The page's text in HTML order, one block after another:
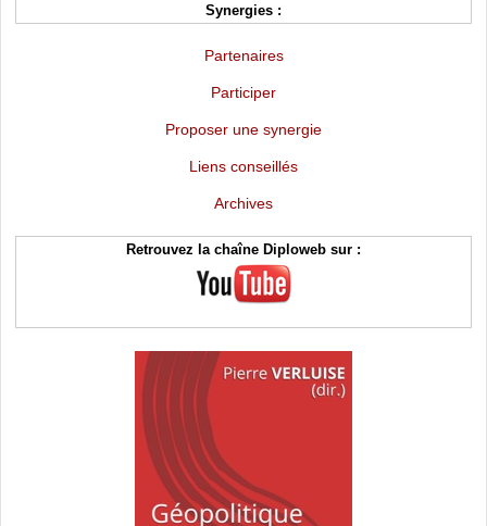
Synergies :
Partenaires
Participer
Proposer une synergie
Liens conseillés
Archives
Retrouvez la chaîne Diploweb sur :